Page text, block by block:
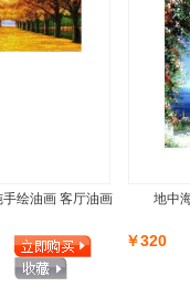
绘油画 客厅油画 地中
￥320